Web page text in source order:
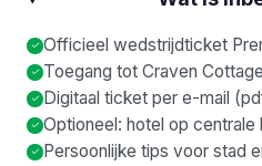
Officieel wedstrijdticket
Toegang tot Craven Cottage
Digitaal ticket per e-mail
Optioneel: hotel op centrale
Persoonlijke tips voor stad